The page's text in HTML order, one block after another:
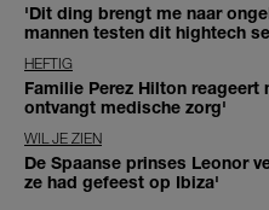
'Dit ding brengt me naar
mannen testen dit hightech
HEFTIG
Familie Perez Hilton
ontvangt medische zorg'
WIL JE ZIEN
De Spaanse prinses Leonor
ze had gefeest op Ibiza'